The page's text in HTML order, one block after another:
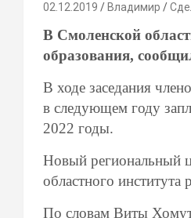
02.12.2019 Владимир
В Смоленской
образования,
В ходе заседания
в следующем году
2022 годы.
Новый региональный
областного
По словам Виты